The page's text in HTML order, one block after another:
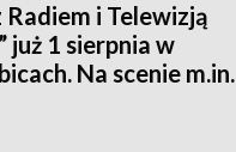
Radiem i Telewizją
już 1 sierpnia w
Na scenie m.in.